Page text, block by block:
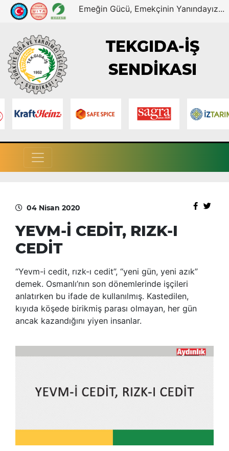
Emeğin Gücü, Emekçinin Yanındayız...
TEKGIDA-İŞ
SENDİKASI
04 Nisan 2020
YEVM-İ CEDİT, RIZK-I
CEDİT
“Yevm-i cedit, rızk-ı cedit”, “yeni gün, yeni azık”
demek. Osmanlı’nın son dönemlerinde işçileri
anlatırken bu ifade de kullanılmış. Kastedilen,
kıyıda köşede birikmiş parası olmayan, her gün
ancak kazandığını yiyen insanlar.